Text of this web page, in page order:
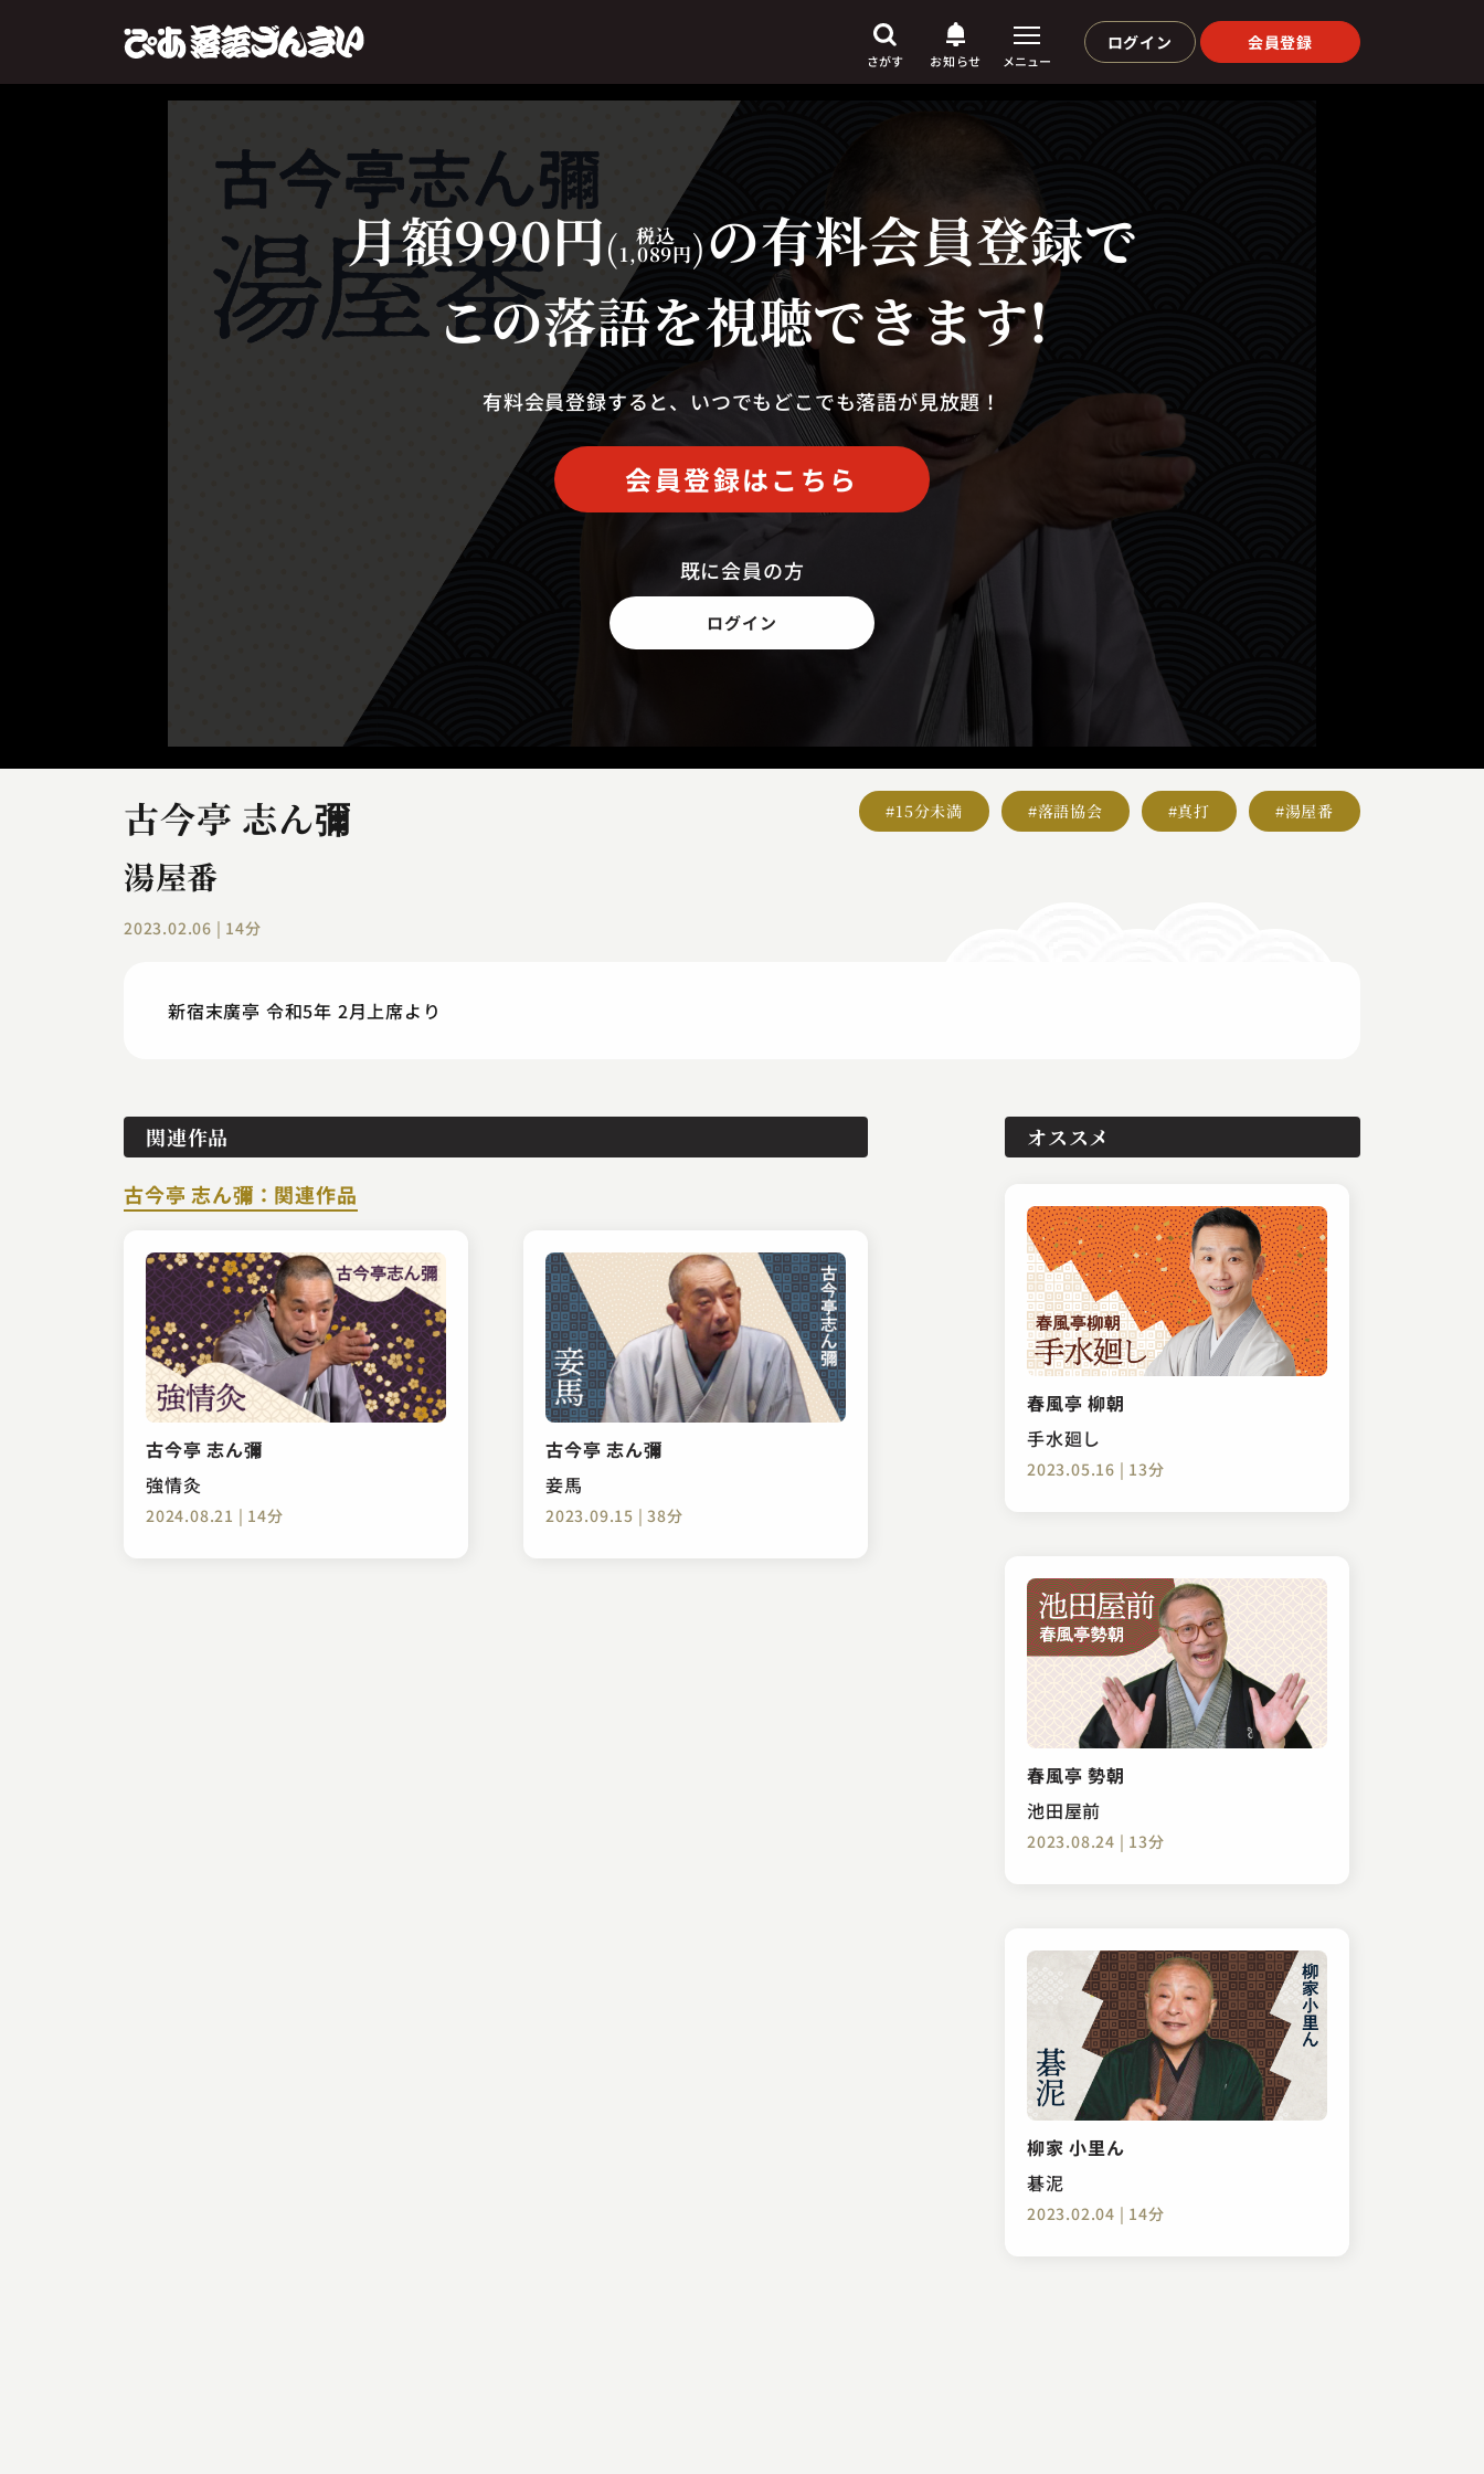
さがす
芸人からさがす
演目 からさがす
上演時間からさがす
お知らせ メニュー
ログイン 会員登録
月額990円( 税込
1,089円)の有料会員登録で
この落語を視聴できます!
有料会員登録すると、いつでもどこでも落語が見放題！
会員登録はこちら
既に会員の方
ログイン
古今亭 志ん彌
湯屋番
2023.02.06 | 14分
#15分未満 #落語協会 #真打 #湯屋番
新宿末廣亭 令和5年 2月上席より
関連作品
古今亭 志ん彌：関連作品
古今亭 志ん彌
強情灸
2024.08.21 | 14分
古今亭 志ん彌
妾馬
2023.09.15 | 38分
オススメ
春風亭 柳朝
手水廻し
2023.05.16 | 13分
春風亭 勢朝
池田屋前
2023.08.24 | 13分
柳家 小里ん
碁泥
2023.02.04 | 14分